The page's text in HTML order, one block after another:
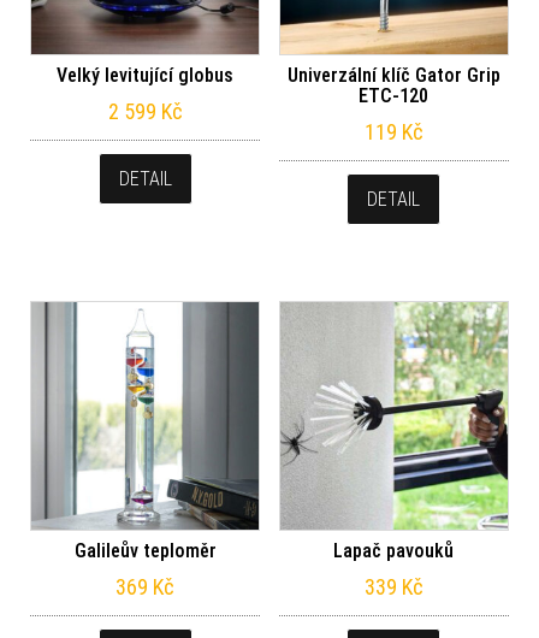
Velký levitující globus
2 599 Kč
DETAIL
Univerzální klíč Gator Grip
ETC-120
119 Kč
DETAIL
Galileův teploměr
369 Kč
Lapač pavouků
339 Kč